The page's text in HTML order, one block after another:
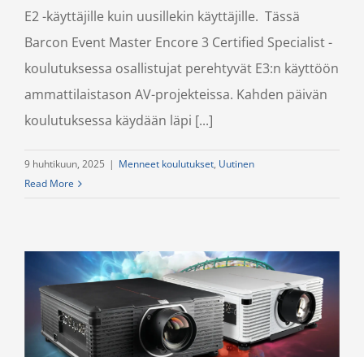
E2 -käyttäjille kuin uusillekin käyttäjille. Tässä
Barcon Event Master Encore 3 Certified Specialist -
koulutuksessa osallistujat perehtyvät E3:n käyttöön
ammattilaistason AV-projekteissa. Kahden päivän
koulutuksessa käydään läpi [...]
9 huhtikuun, 2025 | Menneet koulutukset, Uutinen
Read More